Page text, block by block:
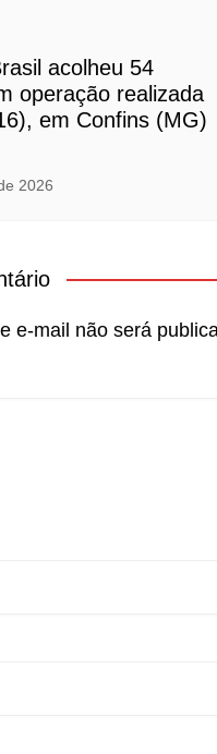
acolheu 54
operação realizada
em Confins (MG)
2026
e-mail não será